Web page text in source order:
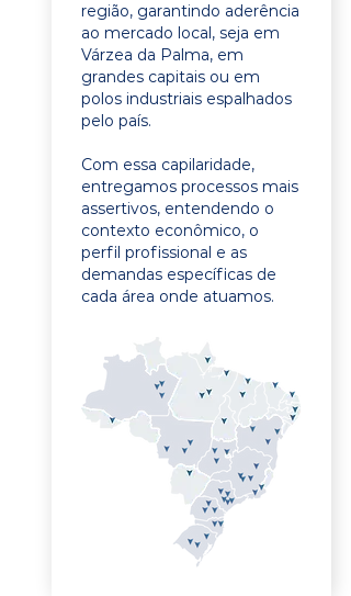
região, garantindo aderência
ao mercado local, seja em
Várzea da Palma, em
grandes capitais ou em
polos industriais espalhados
pelo país.
Com essa capilaridade,
entregamos processos mais
assertivos, entendendo o
contexto econômico, o
perfil profissional e as
demandas específicas de
cada área onde atuamos.